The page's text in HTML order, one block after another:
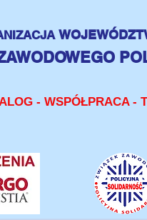
- WSPÓŁPRACA -